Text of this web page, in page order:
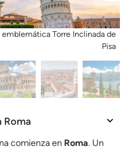
emblemática Torre Inclinada de
Pisa
Roma
comienza en Roma. Un